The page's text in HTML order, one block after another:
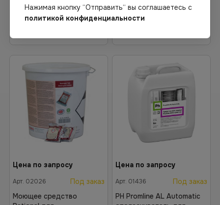
Цена по запросу
Арт. 02026
Под заказ
Моющее средство
Цена по запросу
Арт. 01436
Под заказ
PH Promline AL Automatic
Нажимая кнопку “Отправить“ вы соглашаетесь с
политикой конфиденциальности